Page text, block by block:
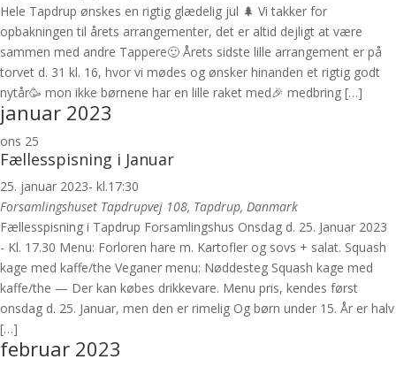
Hele Tapdrup ønskes en rigtig glædelig jul 🌲 Vi takker for
opbakningen til årets arrangementer, det er altid dejligt at være
sammen med andre Tappere🙂 Årets sidste lille arrangement er på
torvet d. 31 kl. 16, hvor vi mødes og ønsker hinanden et rigtig godt
nytår🥳 mon ikke børnene har en lille raket med🎉 medbring […]
januar 2023
ons 25
Fællesspisning i Januar
25. januar 2023- kl.17:30
Forsamlingshuset Tapdrupvej 108, Tapdrup, Danmark
Fællesspisning i Tapdrup Forsamlingshus Onsdag d. 25. Januar 2023
- Kl. 17.30 Menu: Forloren hare m. Kartofler og sovs + salat. Squash
kage med kaffe/the Veganer menu: Nøddesteg Squash kage med
kaffe/the — Der kan købes drikkevare. Menu pris, kendes først
onsdag d. 25. Januar, men den er rimelig Og børn under 15. År er halv
[…]
februar 2023